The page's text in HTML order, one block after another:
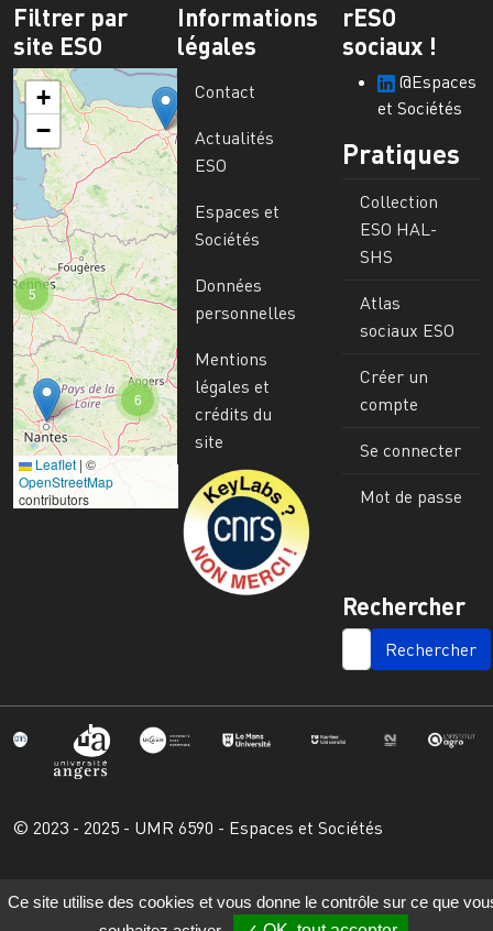
Filtrer par
site ESO
6
5
+
−
Leaflet | ©
OpenStreetMap
contributors
Informations
légales
Contact
Actualités
ESO
Espaces et
Sociétés
Données
personnelles
Mentions
légales et
crédits du
site
Image
rESO
sociaux !
@Espaces
et Sociétés
Pratiques
Collection
ESO HAL-
SHS
Atlas
sociaux ESO
Créer un
compte
Se connecter
Mot de passe
Rechercher
SEARCH
© 2023 - 2025 - UMR 6590 - Espaces et Sociétés
Ce site utilise des cookies et vous donne le contrôle sur ce que